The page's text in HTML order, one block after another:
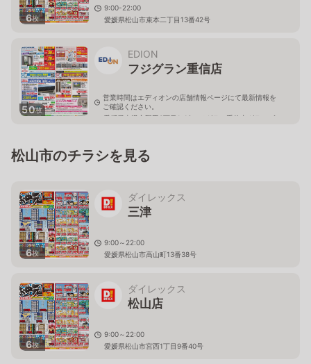
6枚
9:00-22:00
愛媛県松山市束本二丁目13番42号
50枚
EDION
フジグラン重信店
営業時間はエディオンの店舗情報ページにて最新情報を
ご確認ください。
愛媛県東温市野田3丁目1-13フジグラン重信内グランヴ
松山市のチラシを見る
6枚
ダイレックス
三津
9:00～22:00
愛媛県松山市高山町13番38号
6枚
ダイレックス
松山店
9:00～22:00
愛媛県松山市宮西1丁目9番40号